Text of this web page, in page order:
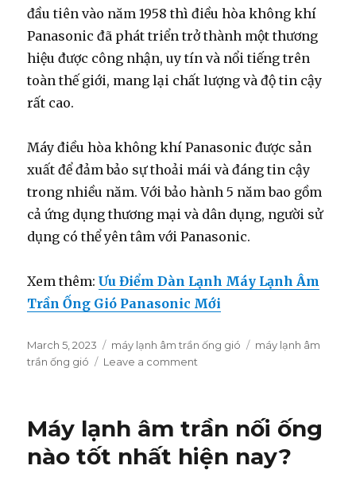
đầu tiên vào năm 1958 thì điều hòa không khí
Panasonic đã phát triển trở thành một thương
hiệu được công nhận, uy tín và nổi tiếng trên
toàn thế giới, mang lại chất lượng và độ tin cậy
rất cao.
Máy điều hòa không khí Panasonic được sản
xuất để đảm bảo sự thoải mái và đáng tin cậy
trong nhiều năm. Với bảo hành 5 năm bao gồm
cả ứng dụng thương mại và dân dụng, người sử
dụng có thể yên tâm với Panasonic.
Xem thêm:Ưu Điểm Dàn Lạnh Máy Lạnh Âm
Trần Ống Gió Panasonic Mới
Posted
on
March 5, 2023 Categories
máy lạnh âm trần ống gió Tags
máy lạnh âm
trần ống gió
Leave a comment
Nóng
Máy
Lạnh
Máy lạnh âm trần nối ống
nào tốt nhất hiện nay?